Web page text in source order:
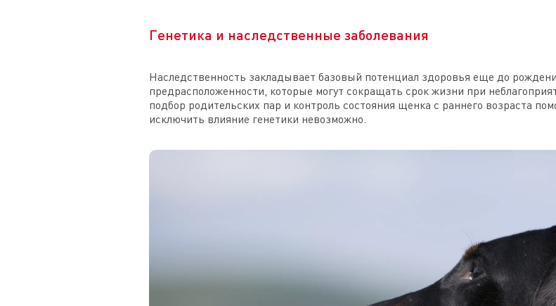
Генетика и наследственные заболевания
Наследственность закладывает базовый потенциал здоровья еще до
предрасположенности, которые могут сокращать срок жизни при
подбор родительских пар и контроль состояния щенка с раннего возраста
исключить влияние генетики невозможно.